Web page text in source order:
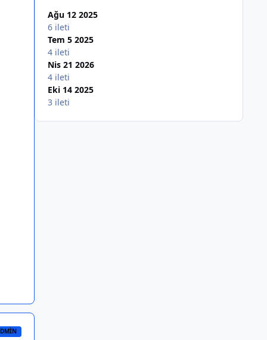
Ağu 12 2025
6 ileti
Tem 5 2025
4 ileti
Nis 21 2026
4 ileti
Eki 14 2025
3 ileti